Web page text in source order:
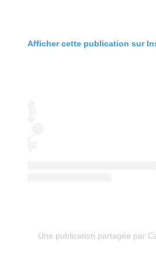
Afficher cette publication sur
Une publication partagée par